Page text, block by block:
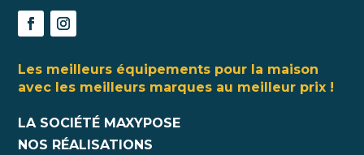
Les meilleurs équipements pour la maison
avec les meilleurs marques au meilleur prix !
LA SOCIÉTÉ MAXYPOSE
NOS RÉALISATIONS